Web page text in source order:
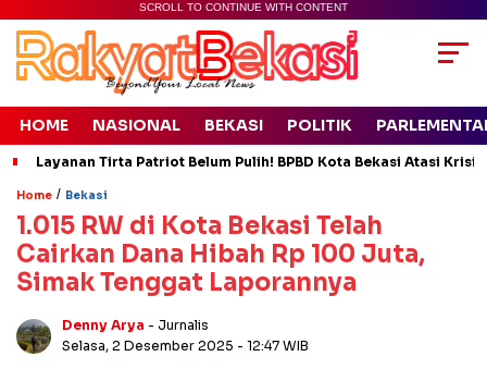
SCROLL TO CONTINUE WITH CONTENT
HOME NASIONAL BEKASI POLITIK
Layanan Tirta Patriot Belum Pulih! BPBD Kota Bekasi Atasi
Home / Bekasi
1.015 RW di Kota Bekasi Telah
Cairkan Dana Hibah Rp 100 Juta,
Simak Tenggat Laporannya
Denny Arya - Jurnalis
Selasa, 2 Desember 2025 - 12:47 WIB